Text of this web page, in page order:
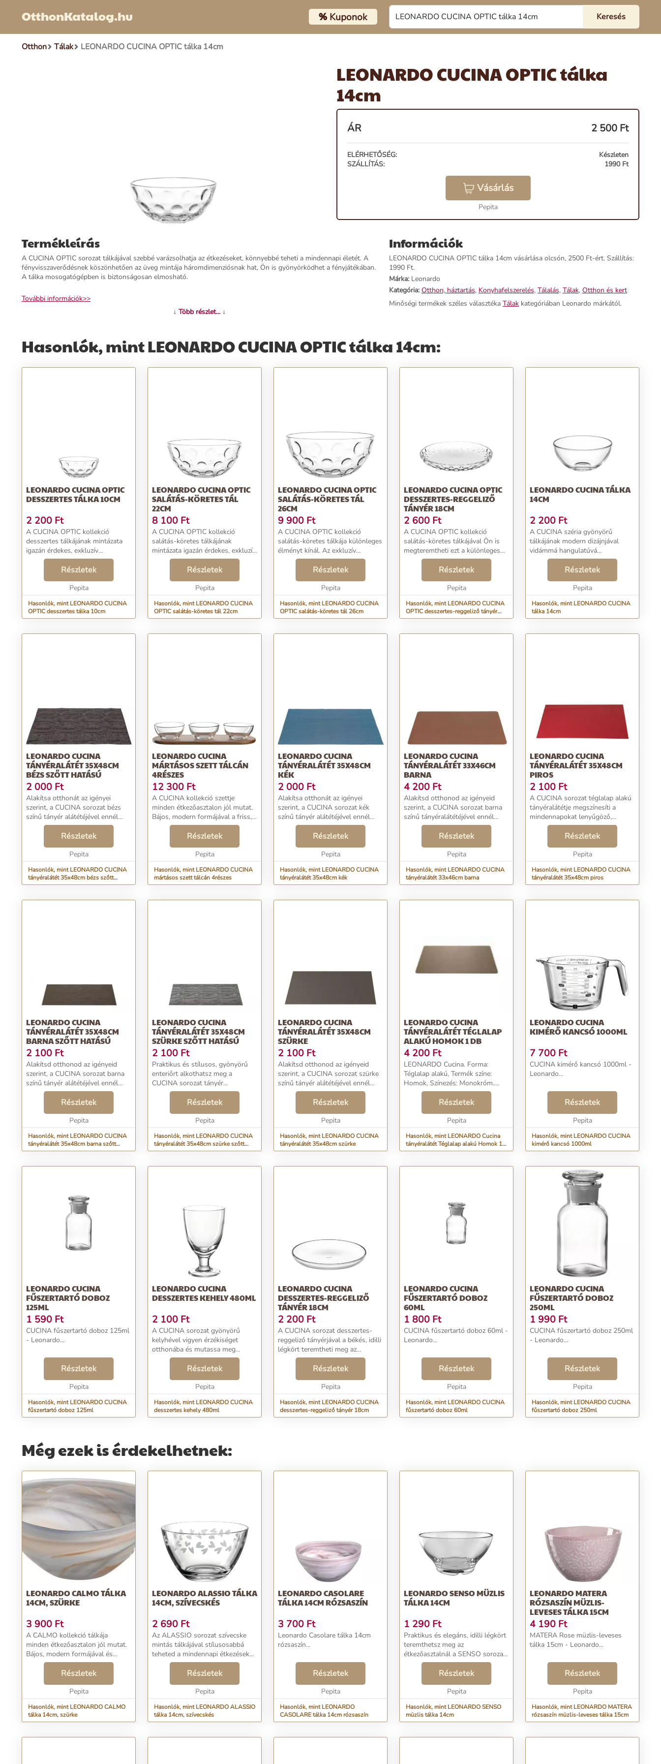
OtthonKatalog.hu %Kuponok
Otthon Tálak LEONARDO CUCINA OPTIC tálka 14cm
LEONARDO CUCINA OPTIC tálka
14cm
ÁR 2 500 Ft
ELÉRHETŐSÉG:
Készleten
SZÁLLÍTÁS:
1990 Ft
Vásárlás
Pepita
Termékleírás
A CUCINA OPTIC sorozat tálkájával szebbé varázsolhatja az étkezéseket, könnyebbé teheti a mindennapi életét. A
fényvisszaverődésnek köszönhetően az üveg mintája háromdimenziósnak hat, Ön is gyönyörködhet a fényjátékában.
A tálka mosogatógépben is biztonságosan elmosható.
További információk>>
↓ Több részlet... ↓
Információk
LEONARDO CUCINA OPTIC tálka 14cm vásárlása olcsón, 2500 Ft-ért. Szállítás:
1990 Ft.
Márka:Leonardo
Kategória: Otthon, háztartás, Konyhafelszerelés, Tálalás, Tálak, Otthon és kert
Minőségi termékek széles választéka Tálakkategóriában Leonardo márkától.
Hasonlók, mint LEONARDO CUCINA OPTIC tálka 14cm:
LEONARDO CUCINA OPTIC
DESSZERTES TÁLKA 10CM
2 200 Ft
A CUCINA OPTIC kollekció
desszertes tálkájának mintázata
igazán érdekes, exkluzív
megjelenést biztosít.
Étkezőasztalának központi eleme
lehet a különleges fényjátékával.
A fényvisszaverődésnek köszönh...
Részletek
Pepita
Hasonlók, mint LEONARDO CUCINA
OPTIC desszertes tálka 10cm
LEONARDO CUCINA OPTIC
SALÁTÁS-KÖRETES TÁL
22CM
8 100 Ft
A CUCINA OPTIC kollekció
salátás-köretes tálkájának
mintázata igazán érdekes, exkluzív
megjelenést biztosít.
Étkezőasztalának központi eleme
lehet a különleges fényjátékával.
A fényvisszaverődésnek kö...
Részletek
Pepita
Hasonlók, mint LEONARDO CUCINA
OPTIC salátás-köretes tál 22cm
LEONARDO CUCINA OPTIC
SALÁTÁS-KÖRETES TÁL
26CM
9 900 Ft
A CUCINA OPTIC kollekció
salátás-köretes tálkája különleges
élményt kínál. Az exkluzív
csiszolás miatt, olyan mintha a tál
mintázata háromdimenziós lenne.
Csinosítsa otthonát ezzel a
gyönyörű darabbal...
Részletek
Pepita
Hasonlók, mint LEONARDO CUCINA
OPTIC salátás-köretes tál 26cm
LEONARDO CUCINA OPTIC
DESSZERTES-REGGELIZŐ
TÁNYÉR 18CM
2 600 Ft
A CUCINA OPTIC kollekció
salátás-köretes tálkájával Ön is
megteremtheti ezt a különleges
hangulatot, mely során
étkezőasztala új fényben fog
ragyogni. A fényvisszaverődésnek
köszönhetően az üveg mintá...
Részletek
Pepita
Hasonlók, mint LEONARDO CUCINA
OPTIC desszertes-reggeliző tányér
18cm
LEONARDO CUCINA TÁLKA
14CM
2 200 Ft
A CUCINA széria gyönyörű
tálkájának modern dizájnjával
vidámmá hangulatúvá
varázsolhatja étkezéseket.
Sokféleképpen felhasználható.
Megjelenésével az idilli vidék
hangulatát idézi meg. Szépítse
Részletek
Pepita
Hasonlók, mint LEONARDO CUCINA
tálka 14cm
LEONARDO CUCINA
TÁNYÉRALÁTÉT 35X48CM
BÉZS SZŐTT HATÁSÚ
2 000 Ft
Alakítsa otthonát az igényei
szerint, a CUCINA sorozat bézs
színű tányér alátétéjével ennél
semmi sem könnyebb!
Gyönyörűvé varázsolva otthonát,
csodás színe és szőtt hatású
mintája elkápráztatja a sze...
Részletek
Pepita
Hasonlók, mint LEONARDO CUCINA
tányéralátét 35x48cm bézs szőtt
hatású
LEONARDO CUCINA
MÁRTÁSOS SZETT TÁLCÁN
4RÉSZES
12 300 Ft
A CUCINA kollekció szettje
minden étkezőasztalon jól mutat.
Bájos, modern formájával a friss,
inspiráló stílust testesíti meg.
Használja minden nap ezt a kiváló
minőségű szettet. Az üveg és
Részletek
Pepita
Hasonlók, mint LEONARDO CUCINA
mártásos szett tálcán 4részes
LEONARDO CUCINA
TÁNYÉRALÁTÉT 35X48CM
KÉK
2 000 Ft
Alakítsa otthonát az igényei
szerint, a CUCINA sorozat kék
színű tányér alátétéjével ennél
semmi sem könnyebb!
Gyönyörűvé varázsolva otthonát,
csodás színe elkápráztatja a
szemet. Találja meg saját st...
Részletek
Pepita
Hasonlók, mint LEONARDO CUCINA
tányéralátét 35x48cm kék
LEONARDO CUCINA
TÁNYÉRALÁTÉT 33X46CM
BARNA
4 200 Ft
Alakítsd otthonod az igényeid
szerint, a CUCINA sorozat barna
színű tányéralátétéjével ennél
semmi sem könnyebb.
Gyönyörűvé varázsolja otthonod
és csodás színe elkápráztatja a
szemet. Találd meg a saj...
Részletek
Pepita
Hasonlók, mint LEONARDO CUCINA
tányéralátét 33x46cm barna
LEONARDO CUCINA
TÁNYÉRALÁTÉT 35X48CM
PIROS
2 100 Ft
A CUCINA sorozat téglalap alakú
tányéralátétje megszínesíti a
mindennapokat lenyűgöző,
csodálatos piros színével. A
modern stílusú kiegészítő téged is
lenyűgöz majd. Tervezd meg
mindennapi életet egyé...
Részletek
Pepita
Hasonlók, mint LEONARDO CUCINA
tányéralátét 35x48cm piros
LEONARDO CUCINA
TÁNYÉRALÁTÉT 35X48CM
BARNA SZŐTT HATÁSÚ
2 100 Ft
Alakítsd otthonod az igényeid
szerint, a CUCINA sorozat barna
színű tányér alátétéjével ennél
semmi sem könnyebb!
Gyönyörűvé varázsolja otthonod.
Csodás színe és szőtt hatású
mintája elkápráztatja a s...
Részletek
Pepita
Hasonlók, mint LEONARDO CUCINA
tányéralátét 35x48cm barna szőtt
hatású
LEONARDO CUCINA
TÁNYÉRALÁTÉT 35X48CM
SZÜRKE SZŐTT HATÁSÚ
2 100 Ft
Praktikus és stílusos, gyönyörű
enteriőrt alkothatsz meg a
CUCINA sorozat tányér
alátétjével. Ez a téglalap alakú
darab elegáns szürke színével és
szőtt hatású mintájával az
étkezőasztal dísze lehet. ...
Részletek
Pepita
Hasonlók, mint LEONARDO CUCINA
tányéralátét 35x48cm szürke szőtt
hatású
LEONARDO CUCINA
TÁNYÉRALÁTÉT 35X48CM
SZÜRKE
2 100 Ft
Alakítsd otthonod az igényeid
szerint, a CUCINA sorozat szürke
színű tányér alátétéjével ennél
semmi sem könnyebb!
Gyönyörűvé varázsolva otthonod,
csodás színe elkápráztatja a
szemet. Találd meg saját...
Részletek
Pepita
Hasonlók, mint LEONARDO CUCINA
tányéralátét 35x48cm szürke
LEONARDO CUCINA
TÁNYÉRALÁTÉT TÉGLALAP
ALAKÚ HOMOK 1 DB
4 200 Ft
LEONARDO Cucina. Forma:
Téglalap alakú, Termék színe:
Homok, Színezés: Monokróm.
Szélesség: 350 mm, Hossz: 460
mm. Mennyiség csomagonként: 1
Részletek
Pepita
Hasonlók, mint LEONARDO Cucina
tányéralátét Téglalap alakú Homok 1
dB
LEONARDO CUCINA
KIMÉRŐ KANCSÓ 1000ML
7 700 Ft
CUCINA kimérő kancsó 1000ml -
Leonardo...
Részletek
Pepita
Hasonlók, mint LEONARDO CUCINA
kimérő kancsó 1000ml
LEONARDO CUCINA
FŰSZERTARTÓ DOBOZ
125ML
1 590 Ft
CUCINA fűszertartó doboz 125ml
- Leonardo...
Részletek
Pepita
Hasonlók, mint LEONARDO CUCINA
fűszertartó doboz 125ml
LEONARDO CUCINA
DESSZERTES KEHELY 480ML
2 100 Ft
A CUCINA sorozat gyönyörű
kelyhével vigyen érzékiséget
otthonába és mutassa meg
stílusát. Hagyja, hogy a kehely
modern formája megihlesse.
Szerezzen be ezt a nagyszerű
darabot. Ez a kehely
Részletek
Pepita
Hasonlók, mint LEONARDO CUCINA
desszertes kehely 480ml
LEONARDO CUCINA
DESSZERTES-REGGELIZŐ
TÁNYÉR 18CM
2 200 Ft
A CUCINA sorozat desszertes-
reggeliző tányérjával a békés, idilli
légkört teremtheti meg az
étkezőasztalnál. Kerek formája
elbűvölő, egyedi bájjal rendelkezik.
Mindennapi használatra is
alkalmas, hisz...
Részletek
Pepita
Hasonlók, mint LEONARDO CUCINA
desszertes-reggeliző tányér 18cm
LEONARDO CUCINA
FŰSZERTARTÓ DOBOZ
60ML
1 800 Ft
CUCINA fűszertartó doboz 60ml -
Leonardo...
Részletek
Pepita
Hasonlók, mint LEONARDO CUCINA
fűszertartó doboz 60ml
LEONARDO CUCINA
FŰSZERTARTÓ DOBOZ
250ML
1 990 Ft
CUCINA fűszertartó doboz 250ml
- Leonardo...
Részletek
Pepita
Hasonlók, mint LEONARDO CUCINA
fűszertartó doboz 250ml
Még ezek is érdekelhetnek:
LEONARDO CALMO TÁLKA
14CM, SZÜRKE
3 900 Ft
A CALMO kollekció tálkája
minden étkezőasztalon jól mutat.
Bájos, modern formájával és
különleges szürke szinével a friss,
inspiráló stílust testesíti meg.
Használd mindennap ezt a kiváló
minőségű dar...
Részletek
Pepita
Hasonlók, mint LEONARDO CALMO
tálka 14cm, szürke
LEONARDO ALASSIO TÁLKA
14CM, SZÍVECSKÉS
2 690 Ft
Az ALASSIO sorozat szívecske
mintás tálkájával stílusosabbá
teheted a mindennapi étkezéseket.
Alakja és mintája modernnek és
frissnek hat. Ezzel a darabbal
megtudod mutatni egyediséged,
kifejezheted s...
Részletek
Pepita
Hasonlók, mint LEONARDO ALASSIO
tálka 14cm, szívecskés
LEONARDO CASOLARE
TÁLKA 14CM RÓZSASZÍN
3 700 Ft
Leonardo Casolare tálka 14cm
rózsaszín...
Részletek
Pepita
Hasonlók, mint LEONARDO
CASOLARE tálka 14cm rózsaszín
LEONARDO SENSO MÜZLIS
TÁLKA 14CM
1 290 Ft
Praktikus és elegáns, idilli légkört
teremthetsz meg az
étkezőasztalnál a SENSO sorozat
müzlis táljával. Kerek formája
elbűvölő, egyedi bájjal rendelkezik.
Harmonikus, modern és stílusos.
Részletek
Pepita
Hasonlók, mint LEONARDO SENSO
müzlis tálka 14cm
LEONARDO MATERA
RÓZSASZÍN MÜZLIS-
LEVESES TÁLKA 15CM
4 190 Ft
MATERA Rose müzlis-leveses
tálka 15cm - Leonardo...
Részletek
Pepita
Hasonlók, mint LEONARDO MATERA
rózsaszín müzlis-leveses tálka 15cm